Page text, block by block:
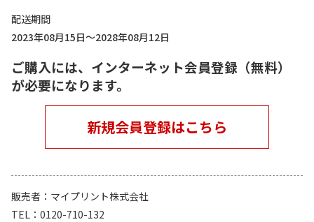
配送期間
2023年08月15日～2028年08月12日
ご購入には、インターネット会員登録（無料）
が必要になります。
新規会員登録はこちら
販売者
マイプリント株式会社
TEL
0120-710-132